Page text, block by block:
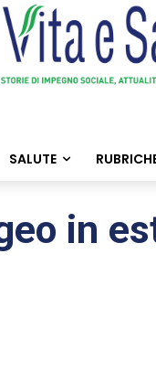
SALUTE
in